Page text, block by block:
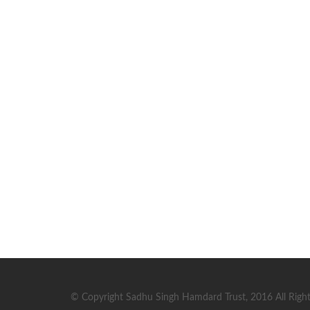
© Copyright Sadhu Singh Hamdard Trust, 2016 All